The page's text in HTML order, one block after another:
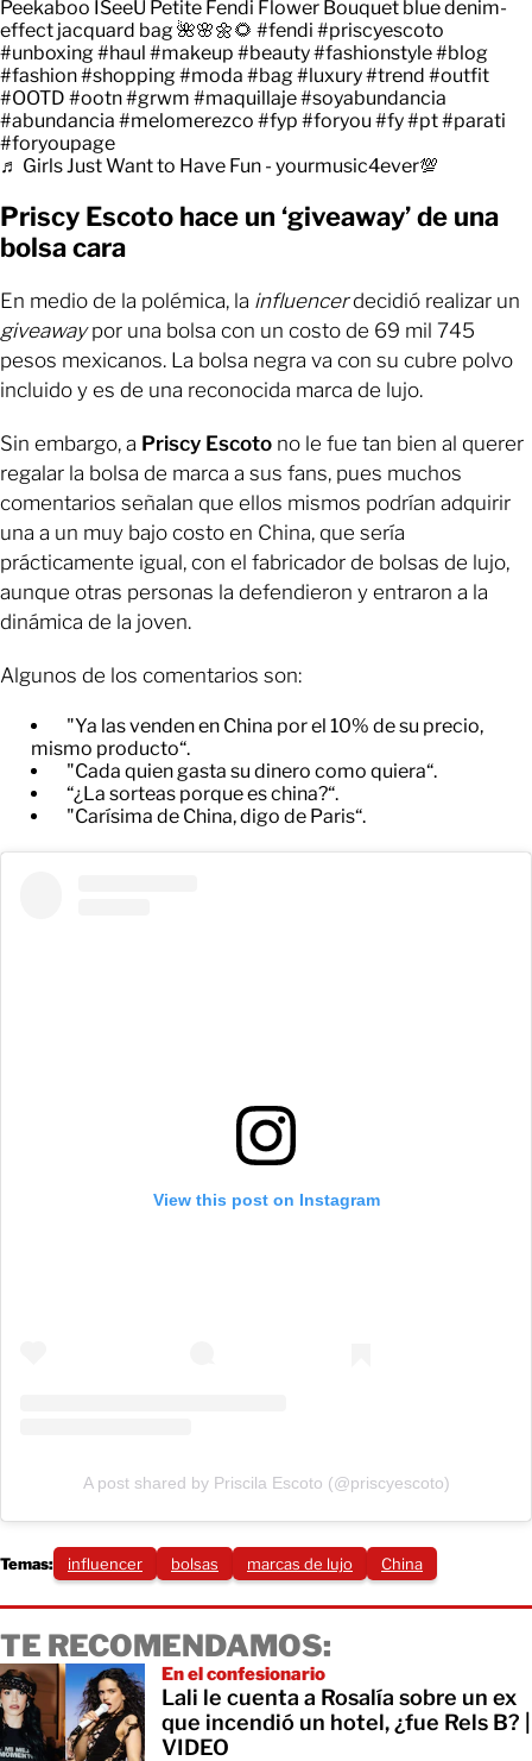
Peekaboo ISeeU Petite Fendi Flower Bouquet blue denim-
effect jacquard bag 🌺🌸🌼🌻 #fendi #priscyescoto
#unboxing#haul #makeup #beauty#fashionstyle#blog
#fashion#shopping#moda #bag#luxury#trend #outfit
#OOTD #ootn#grwm #maquillaje#soyabundancia
#abundancia #melomerezco #fyp #foryou #fy#pt#parati
#foryoupage
♬ Girls Just Want to Have Fun - yourmusic4ever💯
Priscy Escoto hace un ‘giveaway’ de una
bolsa cara
En medio de la polémica, la influencerdecidió realizar un
giveawaypor una bolsa con un costo de 69 mil 745
pesos mexicanos. La bolsa negra va con su cubre polvo
incluido y es de una reconocida marca de lujo.
Sin embargo, a Priscy Escoto no le fue tan bien al querer
regalar la bolsa de marca a sus fans, pues muchos
comentarios señalan que ellos mismos podrían adquirir
una a un muy bajo costo en China, que sería
prácticamente igual, con el fabricador de bolsas de lujo,
aunque otras personas la defendieron y entraron a la
dinámica de la joven.
Algunos de los comentarios son:
"Ya las venden en China por el 10% de su precio,
mismo producto“.
"Cada quien gasta su dinero como quiera“.
“¿La sorteas porque es china?“.
"Carísima de China, digo de Paris“.
View this post on Instagram
A post shared by Priscila Escoto (@priscyescoto)
Temas: influencer bolsas marcas de lujo China
TE RECOMENDAMOS:
En el confesionario
Lali le cuenta a Rosalía sobre un ex
que incendió un hotel, ¿fue Rels B? |
VIDEO